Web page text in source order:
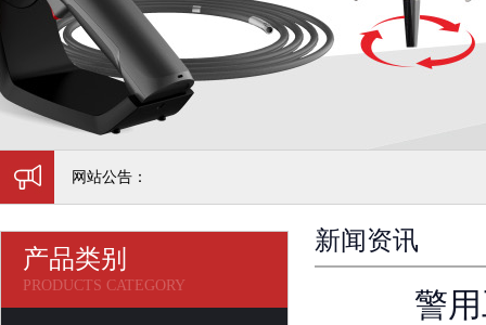
网站公告：
产品类别
PRODUCTS CATEGORY
新闻资讯
警